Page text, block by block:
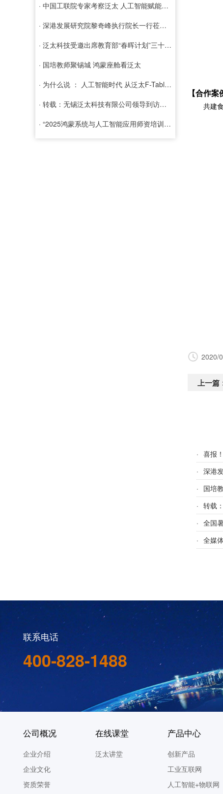
· 中国工联院专家考察泛太 人工智能赋能工业化
· 深港发展研究院黎奇峰执行院长一行莅临泛太科技考察调研
· 泛太科技受邀出席教育部“春晖计划”三十周年纪念活动
· 国培教师聚锡城 鸿蒙座舱看泛太
· 为什么说 ： 人工智能时代 从泛太F-Table 开始
· 转载：无锡泛太科技有限公司领导到访成航共商校企合作
· “2025鸿蒙系统与人工智能应用师资培训”全班结业
【合作案
共建食
2020/
上一篇
· 喜报
· 深港
· 国培
· 转载
· 全国
· 全媒体总
联系电话
400-828-1488
公司概况
企业介绍
企业文化
资质荣誉
在线课堂
泛太讲堂
产品中心
创新产品
工业互联网
人工智能+物联网